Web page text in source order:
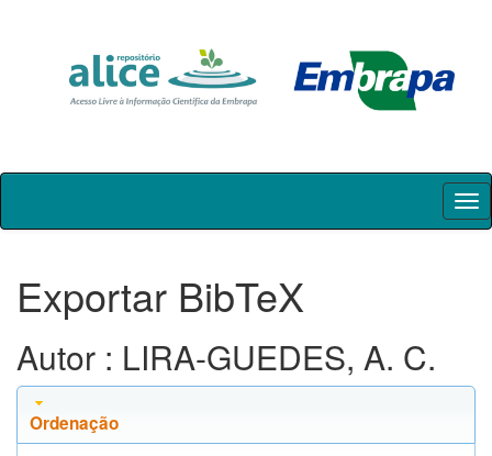
Skip
Exportar BibTeX
Autor : LIRA-GUEDES, A. C.
Ordenação